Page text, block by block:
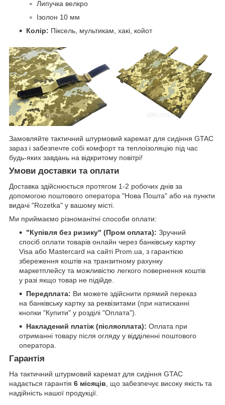
Липучка велкро
Ізолон 10 мм
Колір: Піксель, мультикам, хакі, койот
Замовляйте тактичний штурмовий каремат для сидіння GTAC
зараз і забезпечте собі комфорт та теплоізоляцію під час
будь-яких завдань на відкритому повітрі!
Умови доставки та оплати
Доставка здійснюється протягом 1-2 робочих днів за
допомогою поштового оператора "Нова Пошта" або на пункти
видачі "Rozetka" у вашому місті.
Ми приймаємо різноманітні способи оплати:
"Купівля без ризику" (Пром оплата): Зручний
спосіб оплати товарів онлайн через банківську картку
Visa або Mastercard на сайті Prom.ua, з гарантією
збереження коштів на транзитному рахунку
маркетплейсу та можливістю легкого повернення коштів
у разі якщо товар не підійде.
Передплата: Ви можете здійснити прямий переказ
на банківську картку за реквізитами (при натисканні
кнопки "Купити" у розділі "Оплата").
Накладений платіж (післяоплата): Оплата при
отриманні товару після огляду у відділенні поштового
оператора.
Гарантія
На тактичний штурмовий каремат для сидіння GTAC
надається гарантія 6 місяців , що забезпечує високу якість та
надійність нашої продукції.